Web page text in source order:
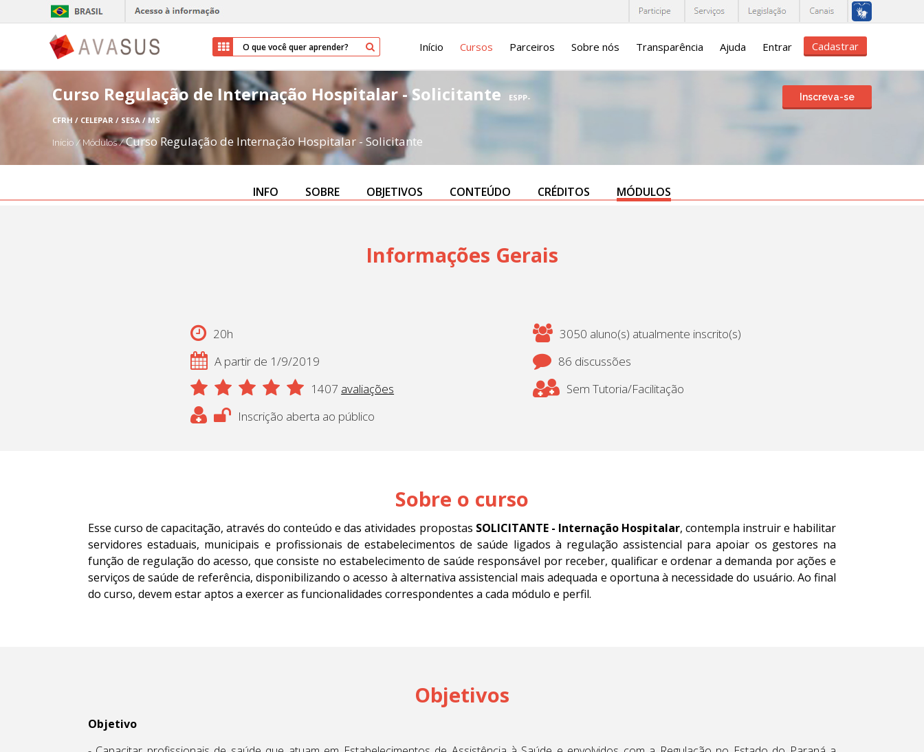
Início Cursos Parceiros Sobre nós Transparência Ajuda Entrar Cadastrar
Curso Regulação de Internação Hospitalar - Solicitante ESPP-
CFRH / CELEPAR / SESA / MS
Início / Módulos/ Curso Regulação de Internação Hospitalar - Solicitante
Inscreva-se
INFO SOBRE OBJETIVOS CONTEÚDO CRÉDITOS MÓDULOS
Informações Gerais
20h
3050 aluno(s) atualmente inscrito(s)
A partir de 1/9/2019
86 discussões
1407 avaliações
Sem Tutoria/Facilitação
Inscrição aberta ao público
Sobre o curso
Esse curso de capacitação, através do conteúdo e das atividades propostas SOLICITANTE - Internação Hospitalar, contempla instruir e habilitar
servidores estaduais, municipais e profissionais de estabelecimentos de saúde ligados à regulação assistencial para apoiar os gestores na
função de regulação do acesso, que consiste no estabelecimento de saúde responsável por receber, qualificar e ordenar a demanda por ações e
serviços de saúde de referência, disponibilizando o acesso à alternativa assistencial mais adequada e oportuna à necessidade do usuário. Ao final
do curso, devem estar aptos a exercer as funcionalidades correspondentes a cada módulo e perfil.
Objetivos
Objetivo